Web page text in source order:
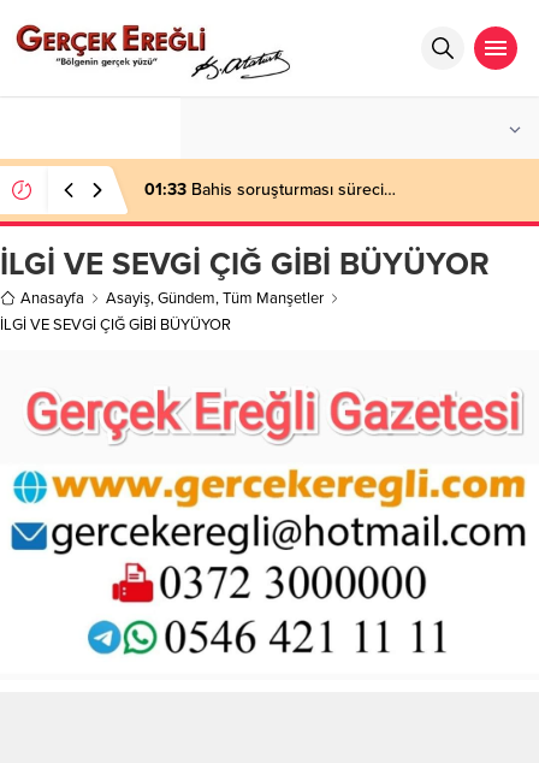
01:33 Bahis soruşturması süreci…
İLGİ VE SEVGİ ÇIĞ GİBİ BÜYÜYOR
Anasayfa Asayiş,Gündem,Tüm Manşetler
İLGİ VE SEVGİ ÇIĞ GİBİ BÜYÜYOR